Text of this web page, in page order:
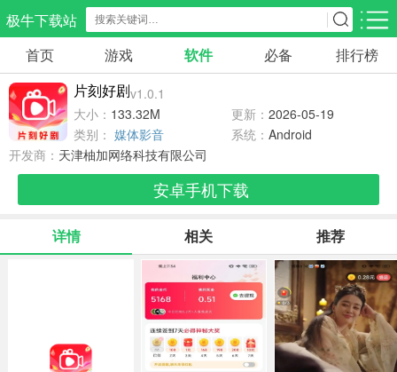
极牛下载站
应用分类 游戏分类
生活服务
297款应用
教育学习
178款应用
84款应用
游戏辅助
478款应用
215款应用
社交聊天
电子图书
439款应用
移动办公
184款应用
43款应用
金融理财
54款应用
媒体影音
602款应用
首页 游戏 软件 必备 排行榜
片刻好剧v1.0.1
大小： 133.32M 更新： 2026-05-19
类别： 媒体影音 系统： Android
开发商： 天津柚加网络科技有限公司
安卓手机下载
详情 相关 推荐